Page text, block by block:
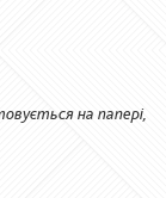
на папері,